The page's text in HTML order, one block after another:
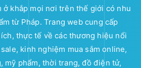
ở khắp mọi nơi trên thế giới có nhu
từ Pháp. Trang web cung cấp
thực tế về các thương hiệu nổi
kinh nghiệm mua sắm online,
mỹ phẩm, thời trang, đồ điện tử,